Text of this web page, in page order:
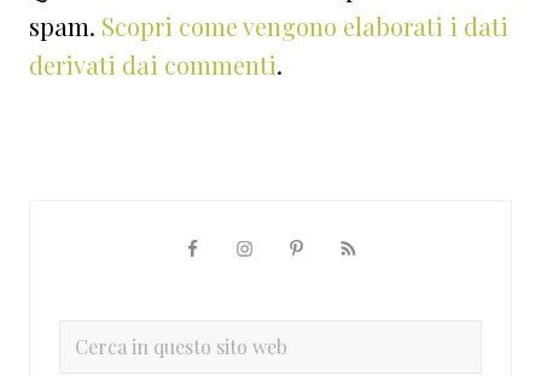
spam. Scopri come vengono elaborati i dati
derivati dai commenti.
primaria
Cerca